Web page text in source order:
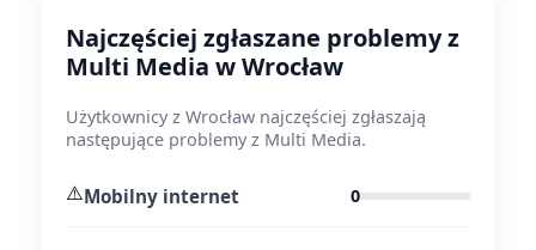
Najczęściej zgłaszane problemy z
Multi Media w Wrocław
Użytkownicy z Wrocław najczęściej zgłaszają
następujące problemy z Multi Media.
⚠️Mobilny internet 0